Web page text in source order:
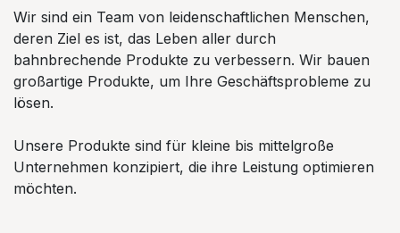
Wir sind ein Team von leidenschaftlichen Menschen,
deren Ziel es ist, das Leben aller durch
bahnbrechende Produkte zu verbessern. Wir bauen
großartige Produkte, um Ihre Geschäftsprobleme zu
lösen.
Unsere Produkte sind für kleine bis mittelgroße
Unternehmen konzipiert, die ihre Leistung optimieren
möchten.